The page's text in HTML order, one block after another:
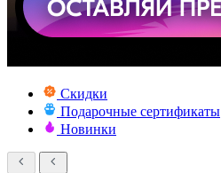
Скидки
Подарочные сертификаты
Новинки